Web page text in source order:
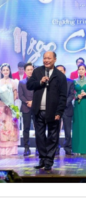
bá hình ảnh